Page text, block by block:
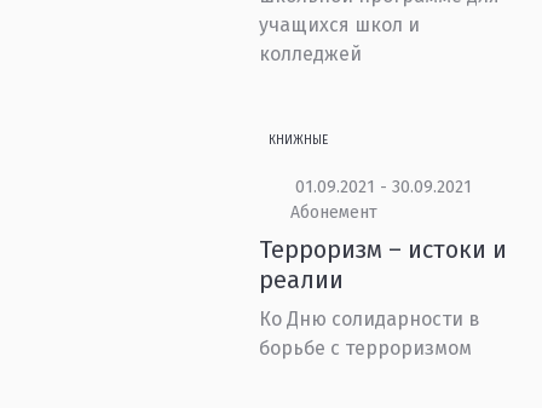
учащихся школ и
колледжей
КНИЖНЫЕ
01.09.2021 - 30.09.2021
Абонемент
Терроризм – истоки и
реалии
Ко Дню солидарности в
борьбе с терроризмом